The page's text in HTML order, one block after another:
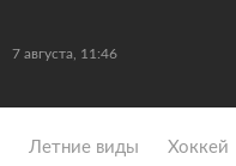
7 августа, 11:46
Летние виды Хоккей